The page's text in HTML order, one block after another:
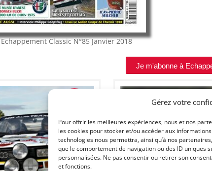
Gérez votre
Pour offrir les meilleures expériences, nous et nos
les cookies pour stocker et/ou accéder aux
technologies nous permettra, ainsi qu’à nos
que le comportement de navigation ou des ID uniques
personnalisées. Ne pas consentir ou retirer son
et fonctions.
Echappement ClassicN°85Janvier 2018
Je m'abonne à